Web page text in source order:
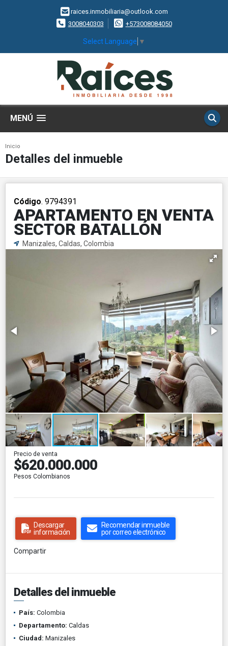
raices.inmobiliaria@outlook.com
3008040303
+573008084050
Select Language ▼
MENÚ
Inicio
Detalles del inmueble
Código. 9794391
APARTAMENTO EN VENTA
SECTOR BATALLÓN
Manizales, Caldas, Colombia
Precio de venta
$620.000.000
Pesos Colombianos
Descargar
información
Recomendar inmueble
por correo electrónico
Compartir
Detalles del inmueble
País: Colombia
Departamento: Caldas
Ciudad: Manizales